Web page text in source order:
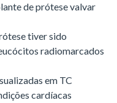
de prótese valvar
tiver sido
radiomarcados
em TC
cardíacas